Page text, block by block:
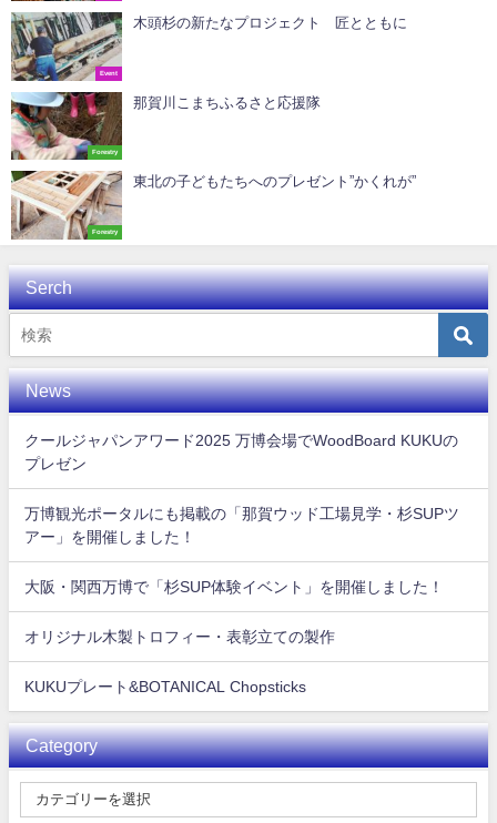
Event
木頭杉の新たなプロジェクト 匠とともに
Forestry
那賀川こまちふるさと応援隊
Forestry
東北の子どもたちへのプレゼント”かくれが”
Serch
News
クールジャパンアワード2025 万博会場でWoodBoard KUKUの
プレゼン
万博観光ポータルにも掲載の「那賀ウッド工場見学・杉SUPツ
アー」を開催しました！
大阪・関西万博で「杉SUP体験イベント」を開催しました！
オリジナル木製トロフィー・表彰立ての製作
KUKUプレート&BOTANICAL Chopsticks
Category